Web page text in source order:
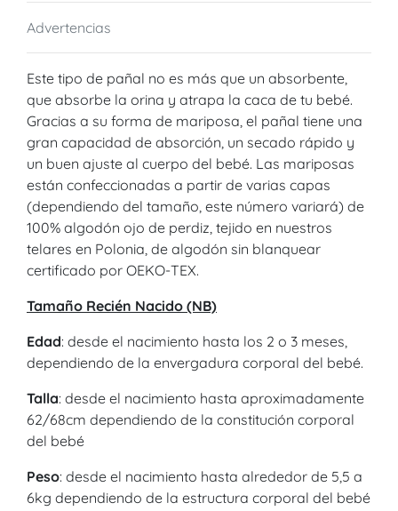
Advertencias
Este tipo de pañal no es más que un absorbente,
que absorbe la orina y atrapa la caca de tu bebé.
Gracias a su forma de mariposa, el pañal tiene una
gran capacidad de absorción, un secado rápido y
un buen ajuste al cuerpo del bebé. Las mariposas
están confeccionadas a partir de varias capas
(dependiendo del tamaño, este número variará) de
100% algodón ojo de perdiz, tejido en nuestros
telares en Polonia, de algodón sin blanquear
certificado por OEKO-TEX.
Tamaño Recién Nacido (NB)
Edad: desde el nacimiento hasta los 2 o 3 meses,
dependiendo de la envergadura corporal del bebé.
Talla: desde el nacimiento hasta aproximadamente
62/68cm dependiendo de la constitución corporal
del bebé
Peso: desde el nacimiento hasta alrededor de 5,5 a
6kg dependiendo de la estructura corporal del bebé